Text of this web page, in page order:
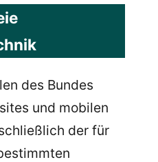
des Bundes
und mobilen
der für